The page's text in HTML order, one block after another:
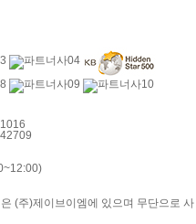
(주)제이브이엠에 있으며 무단으로 사